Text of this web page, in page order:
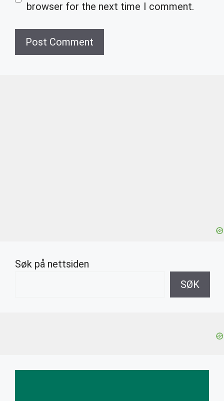
browser for the next time I comment.
Søk på nettsiden
SØK